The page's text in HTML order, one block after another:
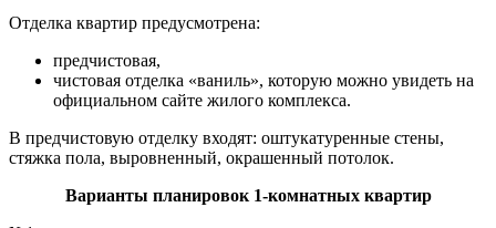
Отделка квартир предусмотрена:
предчистовая,
чистовая отделка «ваниль», которую можно увидеть на
официальном сайте жилого комплекса.
В предчистовую отделку входят: оштукатуренные стены,
стяжка пола, выровненный, окрашенный потолок.
Варианты планировок 1-комнатных квартир